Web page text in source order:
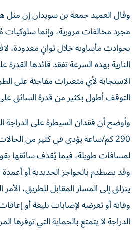
وقال العميد جمعة بن سويدان إن مثل
مجرد مخالفات مرورية، وإنما سلوكيات
بحوادث مأساوية خلال ثوانٍ معدودة،
النارية بهذه السرعة تفقد قائدها القدرة
الاستجابة لأي متغيرات مفاجئة على
التوقف أطول بكثير من قدرة السائق
وأوضح أن فقدان السيطرة على الدراجة
290 كم/ساعة يؤدي في كثير من
لمسافات طويلة، فيما يُقذف سائقها
وقد يصطدم بالحواجز الحديدية أو أعمدة
ينزلق إلى المسار المقابل للطريق،
وفاته أو تعرضه لإصابات بليغة أو
الدراجة لا يتمتع بالحماية التي توفرها